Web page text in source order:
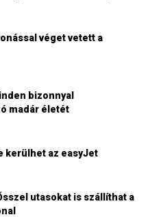
véget vetett a
bizonnyal
madár életét
kerülhet az easyJet
utasokat is szállíthat a